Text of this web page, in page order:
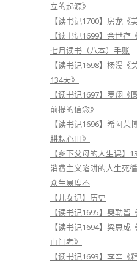
立的起源》
【读书记1700】房龙《
【读书记1699】余世存
七月读书（八本）手账
【读书记1698】杨淏《
134天》
【读书记1697】罗翔《
前提的信念》
【读书记1696】希阿荣
耕耘心田》
【乡下父母的人生课】
消费主义陷阱的人生死
众生易度不
【儿女记】历史
【读书记1695】奥勒留
【读书记1694】梁思成
山门考》
【读书记1693】李辛《